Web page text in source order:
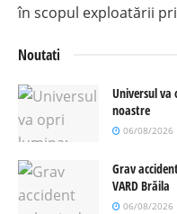
în scopul exploatării
Noutati
Universul va
noastre
06/08/2026
Grav
VARD Brăila
06/08/2026